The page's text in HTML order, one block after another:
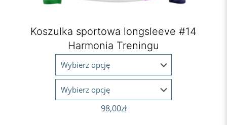
Koszulka sportowa longsleeve #14
Harmonia Treningu
98,00zł